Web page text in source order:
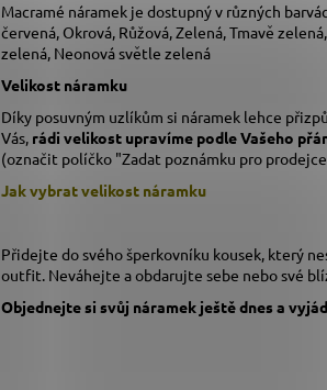
Macramé náramek je dostupný v různých
červená, Okrová, Růžová, Zelená, Tmavě
zelená, Neonová světle zelená
Velikost náramku
Díky posuvným uzlíkům si náramek lehce
Vás, rádi velikost upravíme podle Vašeho
(označit políčko "Zadat poznámku pro
Jak vybrat velikost náramku
Přidejte do svého šperkovníku kousek, který
outfit. Neváhejte a obdarujte sebe nebo své
Objednejte si svůj náramek ještě dnes a